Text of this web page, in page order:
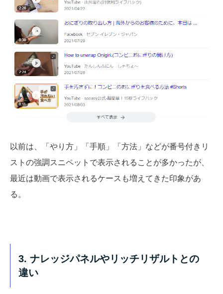
以前は、「やり方」「手順」「方法」などが番号付きリ
ストの強調スニペットで表示されることが多かったが、
最近は動画で表示されるケースも増えてきた印象があ
る。
3. ナレッジパネルやリッチリザルトとの
違い